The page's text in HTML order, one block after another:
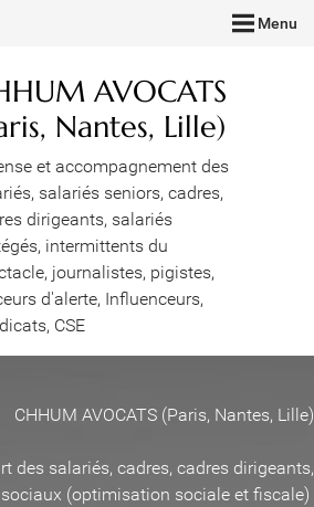
Menu
AVOCATS
Nantes, Lille)
et accompagnement des
salariés seniors, cadres,
dirigeants, salariés
intermittents du
journalistes, pigistes,
d'alerte, Influenceurs,
CSE
CHHUM AVOCATS (Paris, Nantes, Lille)
des salariés, cadres, cadres dirigeants,
(optimisation sociale et fiscale)